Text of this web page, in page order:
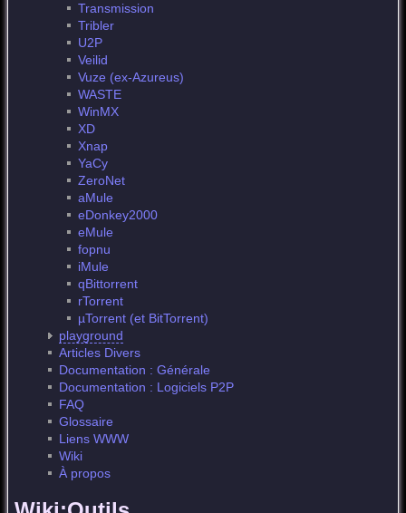
Transmission
Tribler
U2P
Veilid
Vuze (ex-Azureus)
WASTE
WinMX
XD
Xnap
YaCy
ZeroNet
aMule
eDonkey2000
eMule
fopnu
iMule
qBittorrent
rTorrent
µTorrent (et BitTorrent)
playground
Articles Divers
Documentation : Générale
Documentation : Logiciels P2P
FAQ
Glossaire
Liens WWW
Wiki
À propos